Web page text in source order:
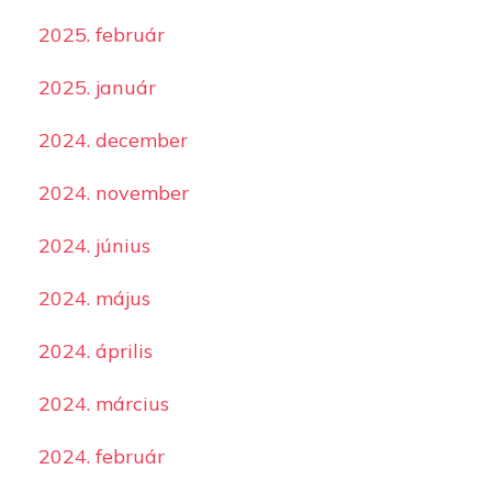
2025. február
2025. január
2024. december
2024. november
2024. június
2024. május
2024. április
2024. március
2024. február